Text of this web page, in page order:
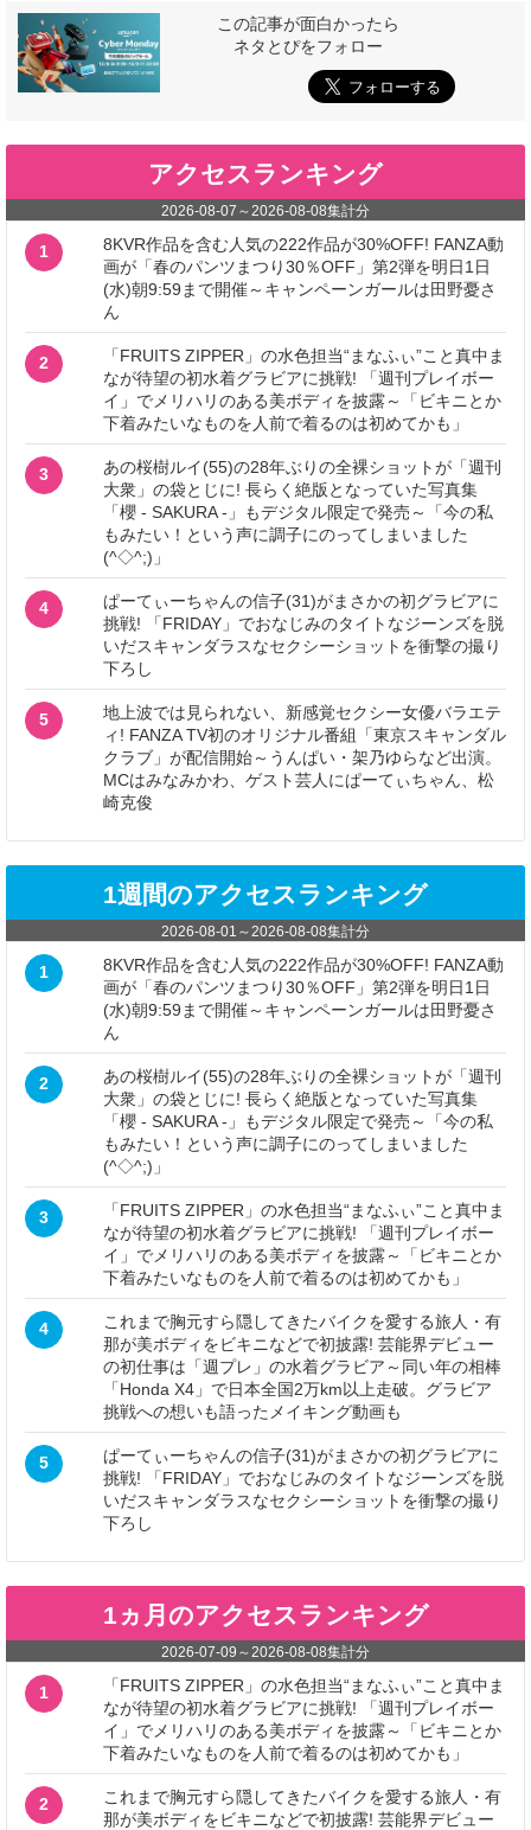
この記事が面白かったら
ネタとぴをフォロー
アクセスランキング
2026-08-07 ～ 2026-08-08集計分
1
8KVR作品を含む人気の222作品が30%OFF! FANZA動
画が「春のパンツまつり30％OFF」第2弾を明日1日
(水)朝9:59まで開催～キャンペーンガールは田野憂さ
ん
2
「FRUITS ZIPPER」の水色担当“まなふぃ”こと真中ま
なが待望の初水着グラビアに挑戦! 「週刊プレイボー
イ」でメリハリのある美ボディを披露～「ビキニとか
下着みたいなものを人前で着るのは初めてかも」
3
あの桜樹ルイ(55)の28年ぶりの全裸ショットが「週刊
大衆」の袋とじに! 長らく絶版となっていた写真集
「櫻 - SAKURA -」もデジタル限定で発売～「今の私
もみたい！という声に調子にのってしまいました
(^◇^;)」
4
ぱーてぃーちゃんの信子(31)がまさかの初グラビアに
挑戦! 「FRIDAY」でおなじみのタイトなジーンズを脱
いだスキャンダラスなセクシーショットを衝撃の撮り
下ろし
5
地上波では見られない、新感覚セクシー女優バラエテ
ィ! FANZA TV初のオリジナル番組「東京スキャンダル
クラブ」が配信開始～うんぱい・架乃ゆらなど出演。
MCはみなみかわ、ゲスト芸人にぱーてぃちゃん、松
崎克俊
1週間のアクセスランキング
2026-08-01 ～ 2026-08-08集計分
1
8KVR作品を含む人気の222作品が30%OFF! FANZA動
画が「春のパンツまつり30％OFF」第2弾を明日1日
(水)朝9:59まで開催～キャンペーンガールは田野憂さ
ん
2
あの桜樹ルイ(55)の28年ぶりの全裸ショットが「週刊
大衆」の袋とじに! 長らく絶版となっていた写真集
「櫻 - SAKURA -」もデジタル限定で発売～「今の私
もみたい！という声に調子にのってしまいました
(^◇^;)」
3
「FRUITS ZIPPER」の水色担当“まなふぃ”こと真中ま
なが待望の初水着グラビアに挑戦! 「週刊プレイボー
イ」でメリハリのある美ボディを披露～「ビキニとか
下着みたいなものを人前で着るのは初めてかも」
4
これまで胸元すら隠してきたバイクを愛する旅人・有
那が美ボディをビキニなどで初披露! 芸能界デビュー
の初仕事は「週プレ」の水着グラビア～同い年の相棒
「Honda X4」で日本全国2万km以上走破。グラビア
挑戦への想いも語ったメイキング動画も
5
ぱーてぃーちゃんの信子(31)がまさかの初グラビアに
挑戦! 「FRIDAY」でおなじみのタイトなジーンズを脱
いだスキャンダラスなセクシーショットを衝撃の撮り
下ろし
1ヵ月のアクセスランキング
2026-07-09 ～ 2026-08-08集計分
1
「FRUITS ZIPPER」の水色担当“まなふぃ”こと真中ま
なが待望の初水着グラビアに挑戦! 「週刊プレイボー
イ」でメリハリのある美ボディを披露～「ビキニとか
下着みたいなものを人前で着るのは初めてかも」
2
これまで胸元すら隠してきたバイクを愛する旅人・有
那が美ボディをビキニなどで初披露! 芸能界デビュー